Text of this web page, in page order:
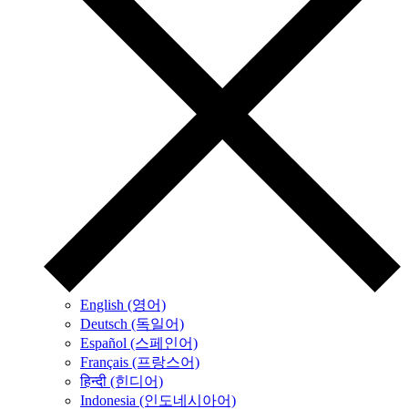
English (영어)
Deutsch (독일어)
Español (스페인어)
Français (프랑스어)
हिन्दी (힌디어)
Indonesia (인도네시아어)